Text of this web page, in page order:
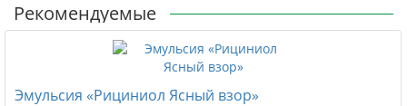
Рекомендуемые
Эмульсия «Рициниол Ясный взор»